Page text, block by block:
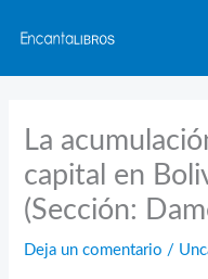
contenido
La
capital en
(Sección:
Deja un comentario /